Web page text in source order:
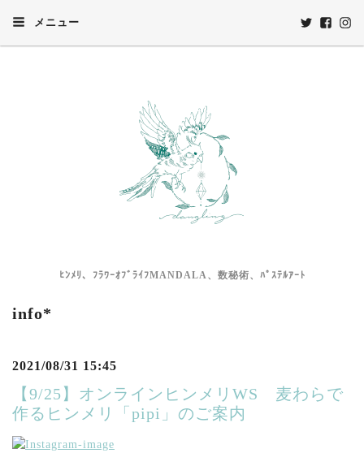
メニュー
ﾋﾝﾒﾘ、ﾌﾗﾜｰｵﾌﾞﾗｲﾌMANDALA、数秘術、ﾊﾟｽﾃﾙｱｰﾄ
info*
2021/08/31 15:45
【9/25】オンラインヒンメリWS 麦わらで
作るヒンメリ「pipi」のご案内